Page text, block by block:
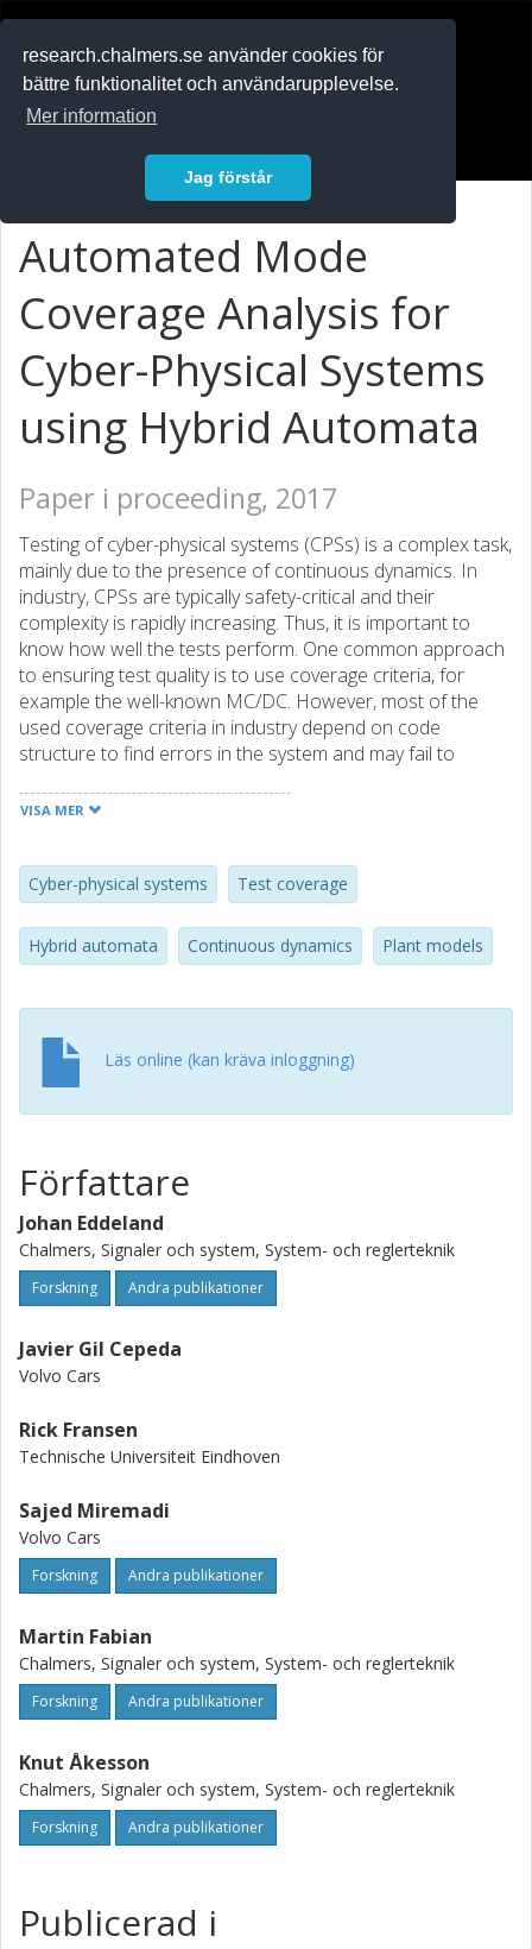
research.chalmers.se använder cookies för
bättre funktionalitet och användarupplevelse.
Mer information
Jag förstår
Automated Mode
Coverage Analysis for
Cyber-Physical Systems
using Hybrid Automata
Paper i proceeding, 2017
Testing of cyber-physical systems (CPSs) is a complex task,
mainly due to the presence of continuous dynamics. In
industry, CPSs are typically safety-critical and their
complexity is rapidly increasing. Thus, it is important to
know how well the tests perform. One common approach
to ensuring test quality is to use coverage criteria, for
example the well-known MC/DC. However, most of the
used coverage criteria in industry depend on code
structure to find errors in the system and may fail to
definitions are presented that can be used to ensure that
always rigorous enough to test all the system behaviour.
Finally, the proposed coverage criteria are applied to
automatically assess the test quality for a plant model
used at Volvo Car Corporation.
VISA MER
Cyber-physical systems Test coverage
Hybrid automata Continuous dynamics Plant models
Läs online (kan kräva inloggning)
Författare
Johan Eddeland
Chalmers, Signaler och system, System- och reglerteknik
Forskning Andra publikationer
Javier Gil Cepeda
Volvo Cars
Rick Fransen
Technische Universiteit Eindhoven
Sajed Miremadi
Volvo Cars
Forskning Andra publikationer
Martin Fabian
Chalmers, Signaler och system, System- och reglerteknik
Forskning Andra publikationer
Knut Åkesson
Chalmers, Signaler och system, System- och reglerteknik
Forskning Andra publikationer
Publicerad i